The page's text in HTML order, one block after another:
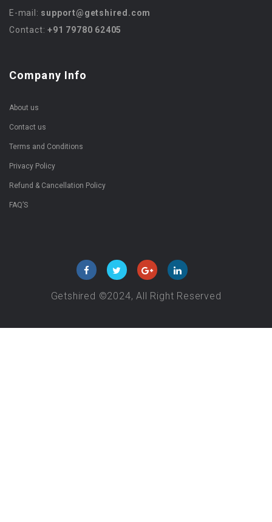
E-mail: support@getshired.com
Contact:+91 79780 62405
Company Info
About us
Contact us
Terms and Conditions
Privacy Policy
Refund & Cancellation Policy
FAQ’S
Getshired ©2024, All Right Reserved